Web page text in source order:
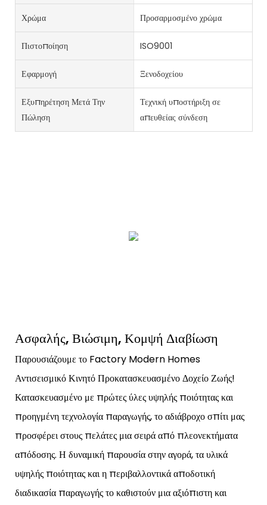
Χρώμα Προσαρμοσμένο χρώμα
Πιστοποίηση ISO9001
Εφαρμογή Ξενοδοχείου
Εξυπηρέτηση Μετά Την
Πώληση
Τεχνική υποστήριξη σε
απευθείας σύνδεση
Ασφαλής, Βιώσιμη, Κομψή Διαβίωση
Παρουσιάζουμε το Factory Modern Homes
Αντισεισμικό Κινητό Προκατασκευασμένο Δοχείο Ζωής!
Κατασκευασμένο με πρώτες ύλες υψηλής ποιότητας και
προηγμένη τεχνολογία παραγωγής, το αδιάβροχο σπίτι μας
προσφέρει στους πελάτες μια σειρά από πλεονεκτήματα
απόδοσης. Η δυναμική παρουσία στην αγορά, τα υλικά
υψηλής ποιότητας και η περιβαλλοντικά αποδοτική
διαδικασία παραγωγής το καθιστούν μια αξιόπιστη και